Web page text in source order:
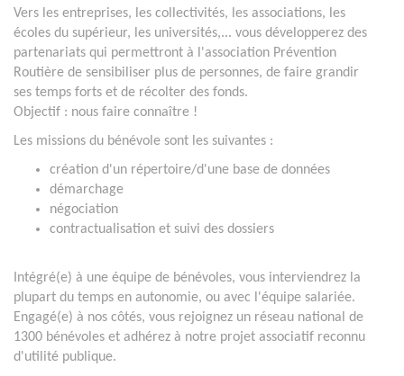
Vers les entreprises, les collectivités, les associations, les
écoles du supérieur, les universités,... vous développerez des
partenariats qui permettront à l'association Prévention
Routière de sensibiliser plus de personnes, de faire grandir
ses temps forts et de récolter des fonds.
Objectif : nous faire connaître !
Les missions du bénévole sont les suivantes :
création d'un répertoire/d'une base de données
démarchage
négociation
contractualisation et suivi des dossiers
Intégré(e) à une équipe de bénévoles, vous interviendrez la
plupart du temps en autonomie, ou avec l'équipe salariée.
Engagé(e) à nos côtés, vous rejoignez un réseau national de
1300 bénévoles et adhérez à notre projet associatif reconnu
d'utilité publique.